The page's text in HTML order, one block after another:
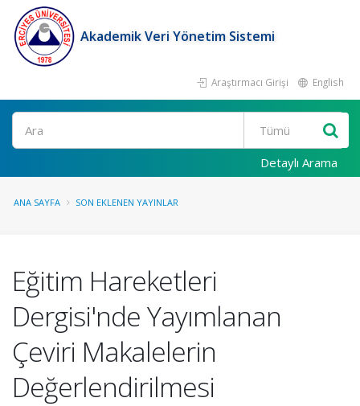
Akademik Veri Yönetim Sistemi
Araştırmacı Girişi English
Ara
Detaylı Arama
ANA SAYFA SON EKLENEN YAYINLAR
Eğitim Hareketleri
Dergisi'nde Yayımlanan
Çeviri Makalelerin
Değerlendirilmesi